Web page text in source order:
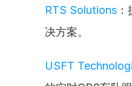
RTS Solutions
决方案。
USFT